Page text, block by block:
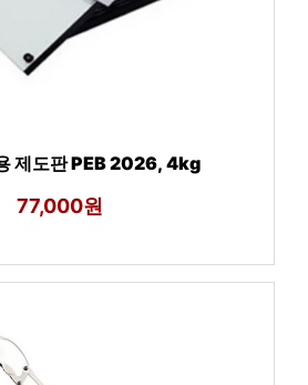
제도판 PEB 2026, 4kg
77,000원